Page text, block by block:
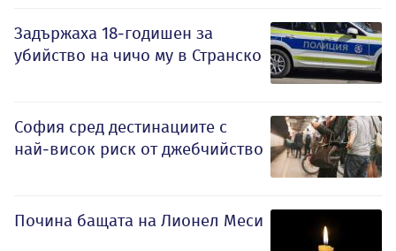
Задържаха 18-годишен за
убийство на чичо му в Странско
София сред дестинациите с
най-висок риск от джебчийство
Почина бащата на Лионел Меси